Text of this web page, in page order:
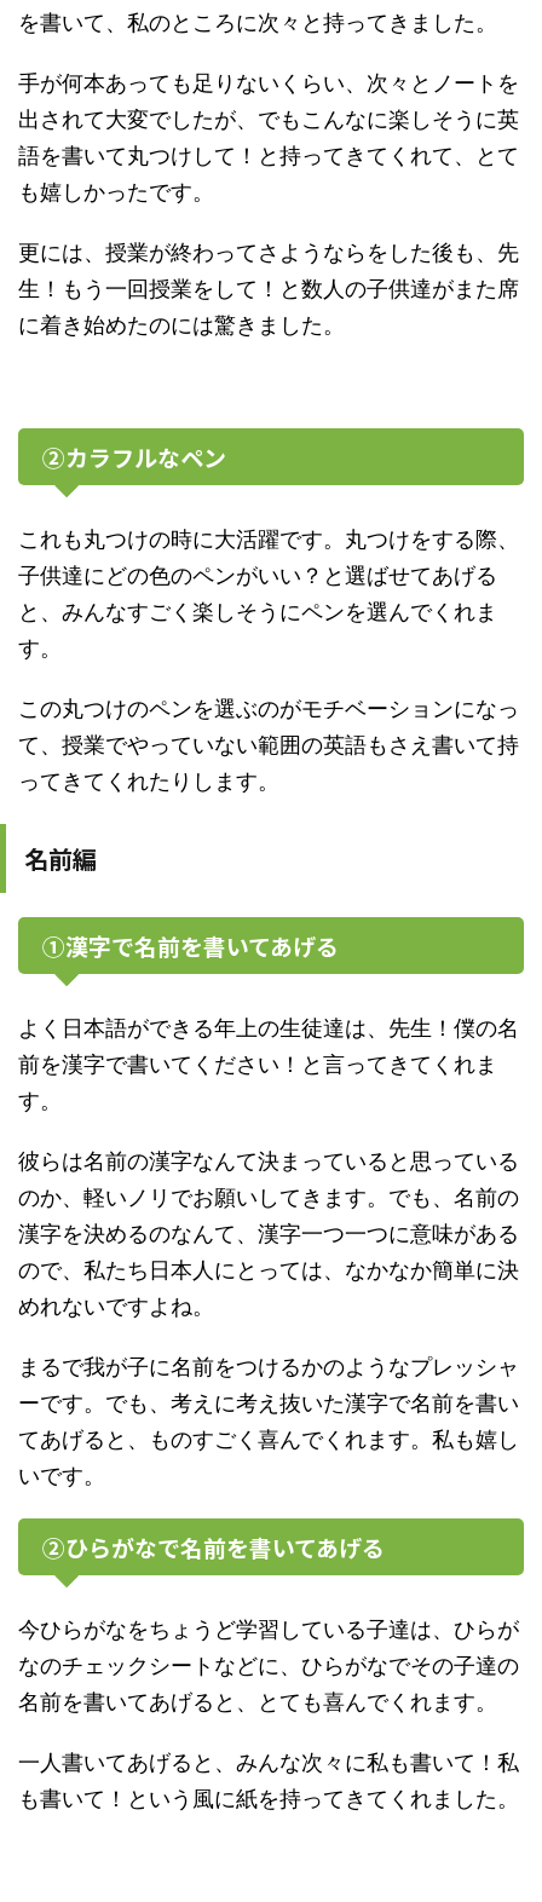
を書いて、私のところに次々と持ってきました。
手が何本あっても足りないくらい、次々とノートを
出されて大変でしたが、でもこんなに楽しそうに英
語を書いて丸つけして！と持ってきてくれて、とて
も嬉しかったです。
更には、授業が終わってさようならをした後も、先
生！もう一回授業をして！と数人の子供達がまた席
に着き始めたのには驚きました。
②カラフルなペン
これも丸つけの時に大活躍です。丸つけをする際、
子供達にどの色のペンがいい？と選ばせてあげる
と、みんなすごく楽しそうにペンを選んでくれま
す。
この丸つけのペンを選ぶのがモチベーションになっ
て、授業でやっていない範囲の英語もさえ書いて持
ってきてくれたりします。
名前編
①漢字で名前を書いてあげる
よく日本語ができる年上の生徒達は、先生！僕の名
前を漢字で書いてください！と言ってきてくれま
す。
彼らは名前の漢字なんて決まっていると思っている
のか、軽いノリでお願いしてきます。でも、名前の
漢字を決めるのなんて、漢字一つ一つに意味がある
ので、私たち日本人にとっては、なかなか簡単に決
めれないですよね。
まるで我が子に名前をつけるかのようなプレッシャ
ーです。でも、考えに考え抜いた漢字で名前を書い
てあげると、ものすごく喜んでくれます。私も嬉し
いです。
②ひらがなで名前を書いてあげる
今ひらがなをちょうど学習している子達は、ひらが
なのチェックシートなどに、ひらがなでその子達の
名前を書いてあげると、とても喜んでくれます。
一人書いてあげると、みんな次々に私も書いて！私
も書いて！という風に紙を持ってきてくれました。